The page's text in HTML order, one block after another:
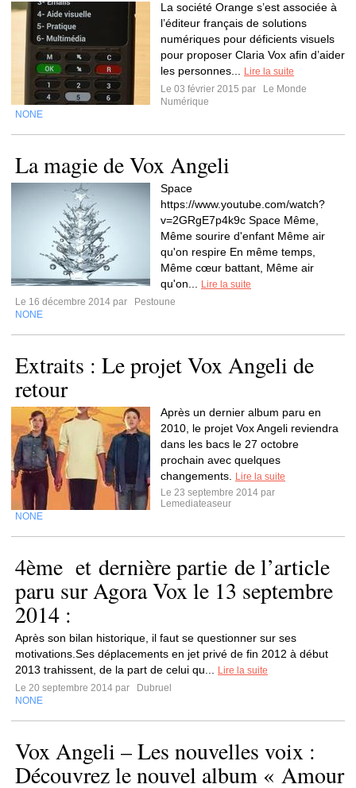
La société Orange s’est associée à
l’éditeur français de solutions
numériques pour déficients visuels
pour proposer Claria Vox afin d’aider
les personnes...
Lire la suite
Le 03 février 2015 par
Le Monde
Numérique
NONE
La magie de Vox Angeli
Space
https://www.youtube.com/watch?
v=2GRgE7p4k9c Space Même,
Même sourire d'enfant Même air
qu'on respire En même temps,
Même cœur battant, Même air
qu'on...
Lire la suite
Le 16 décembre 2014 par
Pestoune
NONE
Extraits : Le projet Vox Angeli de
retour
Après un dernier album paru en
2010, le projet Vox Angeli reviendra
dans les bacs le 27 octobre
prochain avec quelques
changements.
Lire la suite
Le 23 septembre 2014 par
Lemediateaseur
NONE
4ème et dernière partie de l’article
paru sur Agora Vox le 13 septembre
2014 :
Après son bilan historique, il faut se questionner sur ses
motivations.Ses déplacements en jet privé de fin 2012 à début
2013 trahissent, de la part de celui qu...
Lire la suite
Le 20 septembre 2014 par
Dubruel
NONE
Vox Angeli – Les nouvelles voix :
Découvrez le nouvel album « Amour